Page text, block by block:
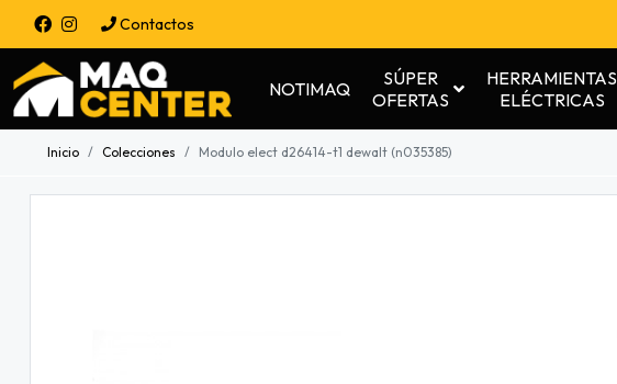
Contactos
NOTIMAQ
SÚPER
OFERTAS
HERRAMIENTAS
ELÉCTRICAS
Inicio Colecciones Modulo elect d26414-t1 dewalt (n035385)